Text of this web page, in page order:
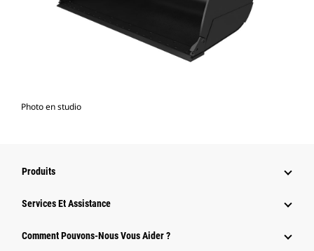
Photo en studio
Produits
Services Et Assistance
Comment Pouvons-Nous Vous Aider ?